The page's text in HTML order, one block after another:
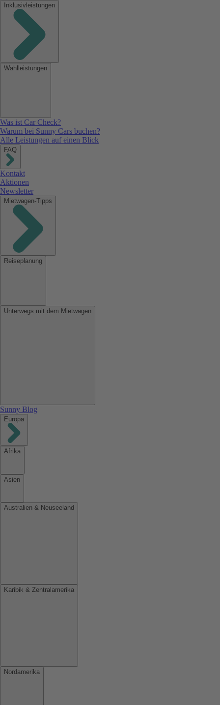
Inklusivleistungen
Wahlleistungen
Was ist Car Check?
Warum bei Sunny Cars buchen?
Alle Leistungen auf einen Blick
FAQ
Kontakt
Aktionen
Newsletter
Mietwagen-Tipps
Reiseplanung
Unterwegs mit dem Mietwagen
Sunny Blog
Europa
Afrika
Asien
Australien & Neuseeland
Karibik & Zentralamerika
Nordamerika